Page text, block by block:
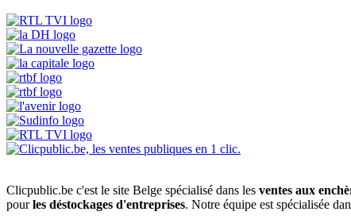
Clicpublic.be c'est le site Belge spécialisé dans les ventes aux
pourles déstockages d'entreprises. Notre équipe est spécialisée